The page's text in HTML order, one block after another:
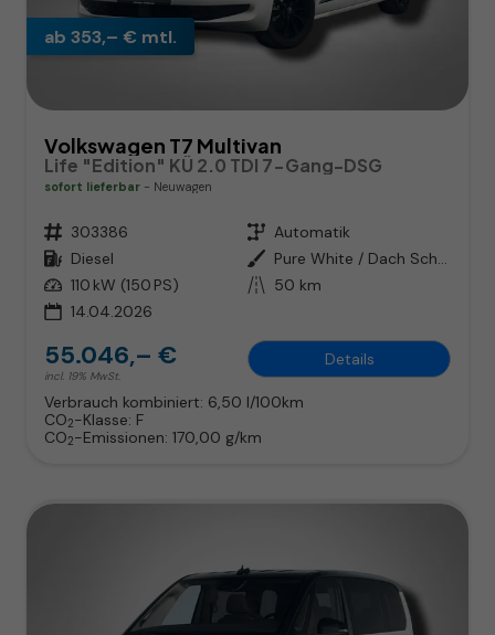
ab 353,– € mtl.
Volkswagen T7 Multivan
Life "Edition" KÜ 2.0 TDI 7-Gang-DSG
sofort lieferbar Neuwagen
Fahrzeugnr. 303386 Getriebe Automatik
Kraftstoff Diesel Außenfarbe
Pure White / Dach Schwarz
Leistung 110 kW (150 PS) Kilometerstand 50 km
14.04.2026
55.046,– €
incl. 19% MwSt.
Details
Verbrauch kombiniert: 6,50 l/100km
CO2-Klasse: F
CO2-Emissionen: 170,00 g/km